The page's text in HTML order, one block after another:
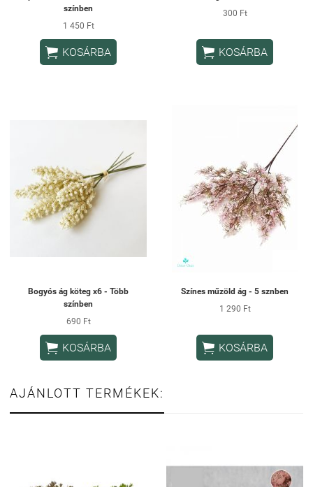
színben
1 450 Ft
 KOSÁRBA
300 Ft
 KOSÁRBA
Bogyós ág köteg x6 - Több
színben
690 Ft
 KOSÁRBA
Színes műzöld ág - 5 sznben
1 290 Ft
 KOSÁRBA
AJÁNLOTT TERMÉKEK: